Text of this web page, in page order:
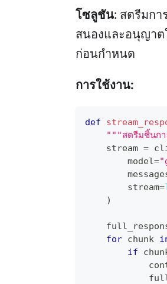
โซลูชัน: สตรีมกา
สนองและอนุญาต
ก่อนกำหนด
การใช้งาน:
def
"""สตรีมชิ้นก
    stream
=
        model
=
        stream
=
)
for chunk
if